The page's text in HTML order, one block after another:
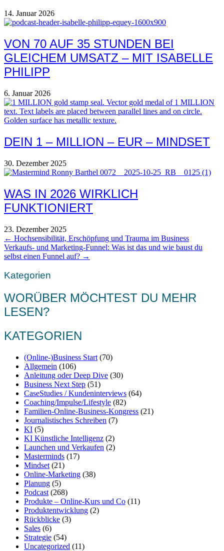
14. Januar 2026
VON 70 AUF 35 STUNDEN BEI
GLEICHEM UMSATZ – MIT ISABELLE
PHILIPP
6. Januar 2026
DEIN 1 – MILLION – EUR – MINDSET
30. Dezember 2025
WAS IN 2026 WIRKLICH
FUNKTIONIERT
23. Dezember 2025
POSTS
NAVIGATION
← Hochsensibilität, Erschöpfung und Trauma im Business
Verkaufs- und Marketing-Funnel: Was ist das und wie baust du
selbst einen Funnel auf? →
Kategorien
WORÜBER MÖCHTEST DU MEHR
LESEN?
KATEGORIEN
(Online-)Business Start (70)
Allgemein (106)
Anleitung oder Deep Dive (30)
Business Next Step (51)
CaseStudies / Kundeninterviews (64)
Coaching/Impulse/Lifestyle (82)
Familien-Online-Business-Kongress (21)
Journalistisches Schreiben (7)
KI (5)
KI Künstliche Intelligenz (2)
Launchen und Verkaufen (2)
Masterminds (17)
Mindset (21)
Online-Marketing (38)
Planung (5)
Podcast (268)
Produkte – Online-Kurs und Co (11)
Produktentwicklung (2)
Rückblicke (3)
Sales (6)
Strategie (54)
Uncategorized (11)